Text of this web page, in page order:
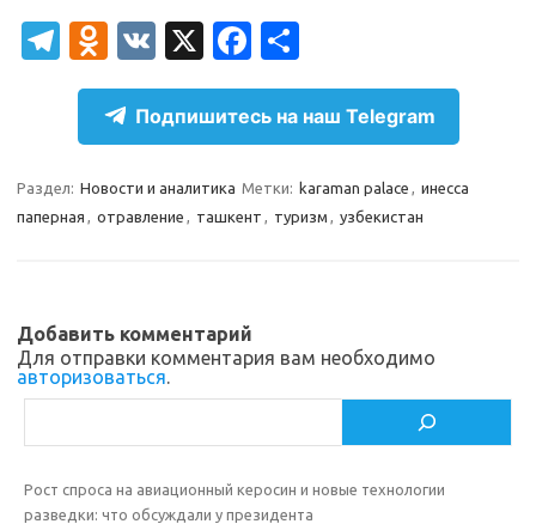
T
el
gr
a
m
O
d
n
o
kl
as
i
V
K
X
Fa
c
e
b
o
o
т
п
р
а
в
ь
Подпишитесь на наш Telegram
Раздел: Новости и аналитика Метки: karaman palace , инесса
паперная , отравление , ташкент , туризм , узбекистан
Добавить комментарий
Для отправки комментария вам необходимо
авторизоваться.
Рост спроса на авиационный керосин и новые технологии
разведки: что обсуждали у президента